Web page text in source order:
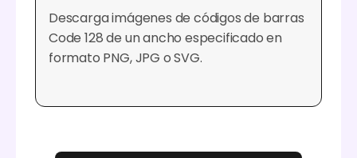
Descarga imágenes de códigos de barras
Code 128 de un ancho especificado en
formato PNG, JPG o SVG.